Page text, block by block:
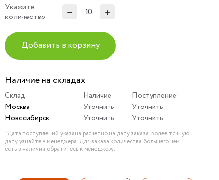
Укажите
количество
Добавить в корзину
Наличие на складах
Склад Наличие
Поступление*
Москва
Уточнить
Уточнить
Новосибирск
Уточнить Уточнить
*Дата поступлений указана расчетно на дату заказа. Более точную
дату узнайте у менеджера. Для заказа количества большего чем
есть в наличии обратитесь к менеджеру.